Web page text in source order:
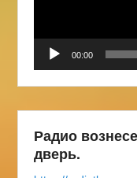
00:00
Радио
дверь.